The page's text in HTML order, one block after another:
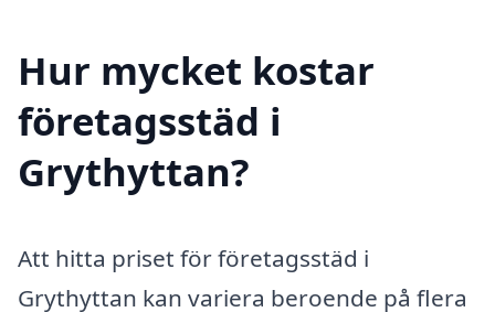
Hur mycket kostar
företagsstäd i
Grythyttan?
Att hitta priset för företagsstäd i
Grythyttan kan variera beroende på flera